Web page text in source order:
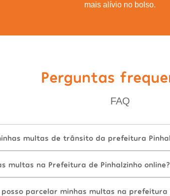
mais alívio no bolso.
Perguntas
FAQ
multas de trânsito da prefeitura
multas na Prefeitura de Pinhalzinho online?
posso parcelar minhas multas na prefeitura